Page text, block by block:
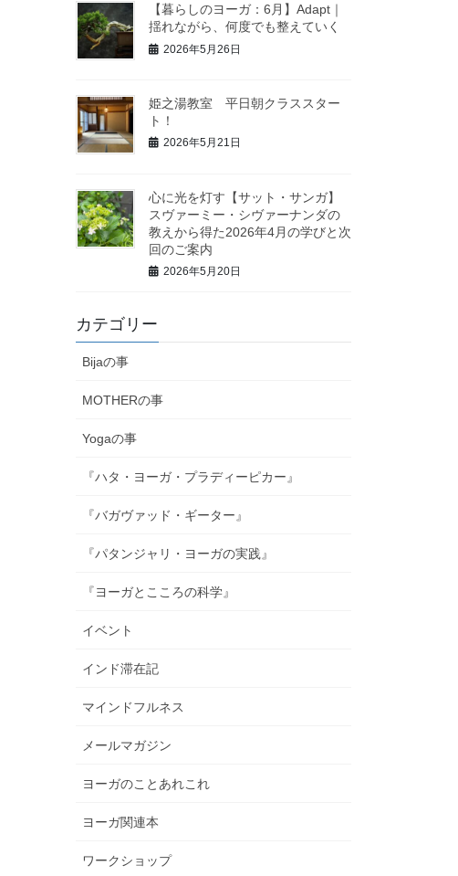
【暮らしのヨーガ：6月】Adapt｜
揺れながら、何度でも整えていく
2026年5月26日
姫之湯教室 平日朝クラススター
ト！
2026年5月21日
心に光を灯す【サット・サンガ】
スヴァーミー・シヴァーナンダの
教えから得た2026年4月の学びと次
回のご案内
2026年5月20日
カテゴリー
Bijaの事
MOTHERの事
Yogaの事
『ハタ・ヨーガ・プラディーピカー』
『バガヴァッド・ギーター』
『パタンジャリ・ヨーガの実践』
『ヨーガとこころの科学』
イベント
インド滞在記
マインドフルネス
メールマガジン
ヨーガのことあれこれ
ヨーガ関連本
ワークショップ